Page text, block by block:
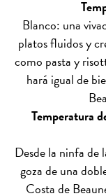
Blanco: una
platos fluidos y
como pasta y
hará igual de
Temperatura
Desde la ninfa de
goza de una
Costa de